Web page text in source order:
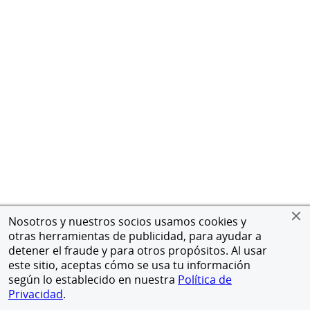
Nosotros y nuestros socios usamos cookies y
otras herramientas de publicidad, para ayudar a
detener el fraude y para otros propósitos. Al usar
este sitio, aceptas cómo se usa tu información
según lo establecido en nuestra Política de
Privacidad.